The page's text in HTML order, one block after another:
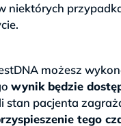
niektórych
możesz
wynik będzie
stan pacjenta
tego